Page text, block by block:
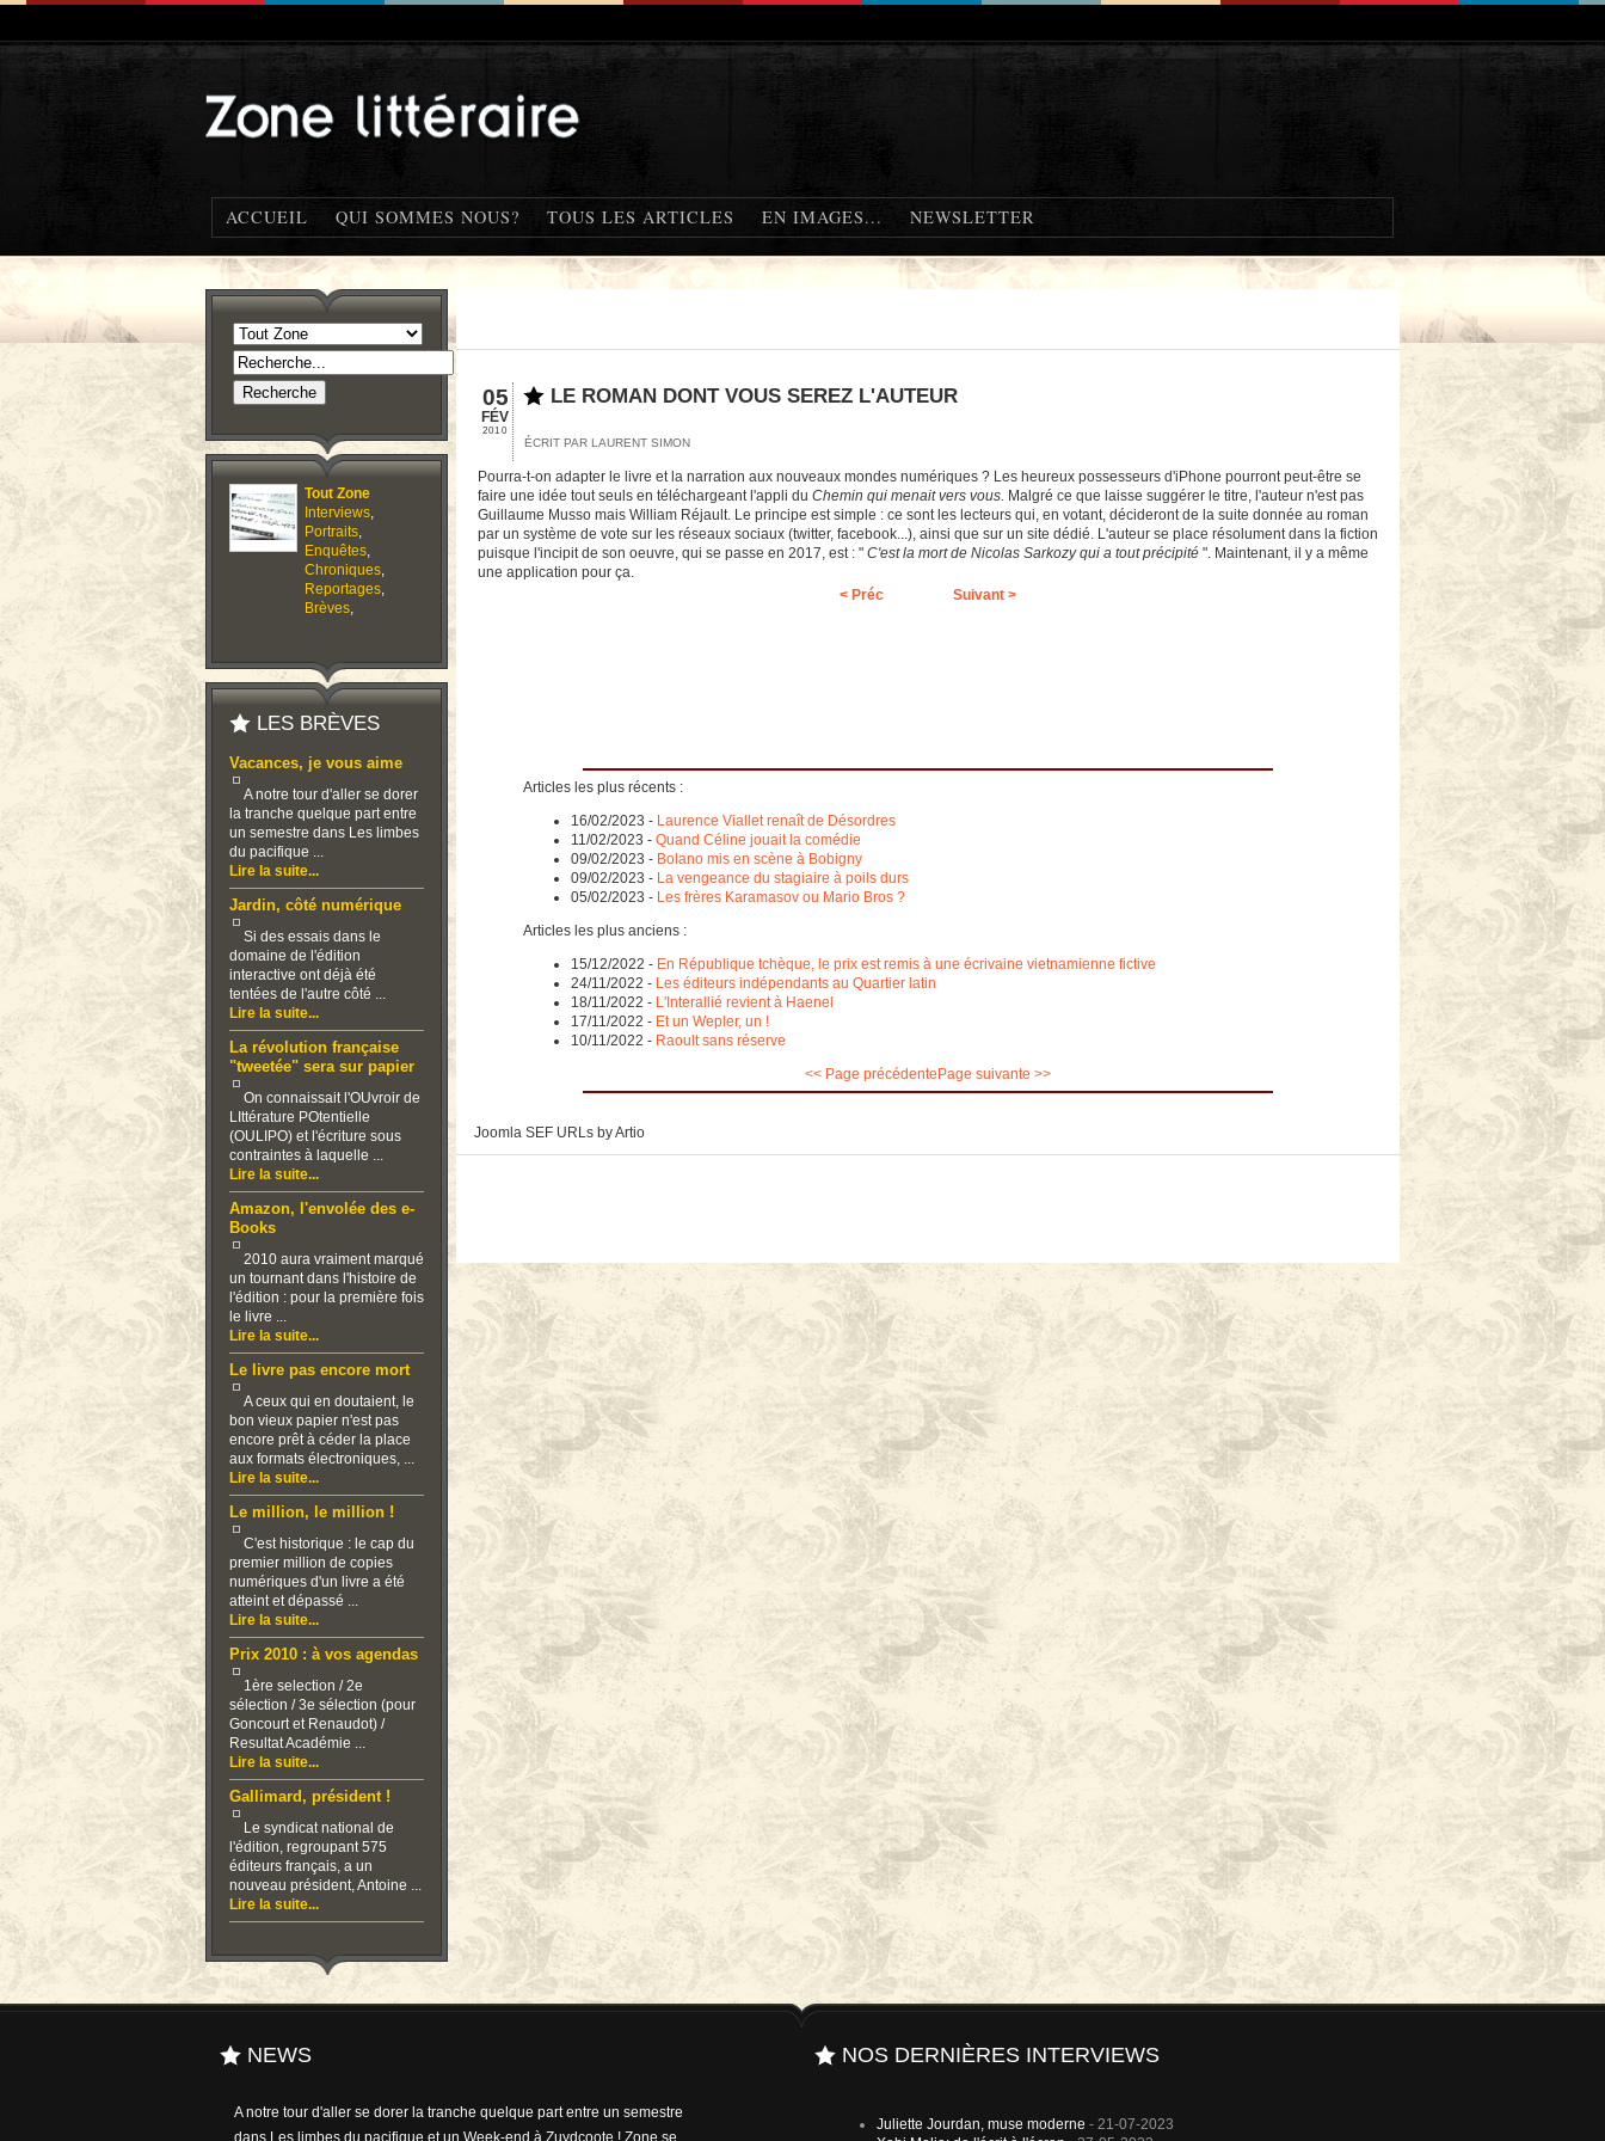
ACCUEIL QUI SOMMES NOUS? TOUS LES ARTICLES EN IMAGES... NEWSLETTER
Tout Zone
Interviews,
Portraits,
Enquêtes,
Chroniques,
Reportages,
Brèves,
LES BRÈVES
Vacances, je vous aime
A notre tour d'aller se dorer
la tranche quelque part entre
un semestre dans Les limbes
du pacifique ...
Lire la suite...
Jardin, côté numérique
Si des essais dans le
domaine de l'édition
interactive ont déjà été
tentées de l'autre côté ...
Lire la suite...
La révolution française
"tweetée" sera sur papier
On connaissait l'OUvroir de
LIttérature POtentielle
(OULIPO) et l'écriture sous
contraintes à laquelle ...
Lire la suite...
Amazon, l'envolée des e-
Books
2010 aura vraiment marqué
un tournant dans l'histoire de
l'édition : pour la première fois
le livre ...
Lire la suite...
Le livre pas encore mort
A ceux qui en doutaient, le
bon vieux papier n'est pas
encore prêt à céder la place
aux formats électroniques, ...
Lire la suite...
Le million, le million !
C'est historique : le cap du
premier million de copies
numériques d'un livre a été
atteint et dépassé ...
Lire la suite...
Prix 2010 : à vos agendas
1ère selection / 2e
sélection / 3e sélection (pour
Goncourt et Renaudot) /
Resultat Académie ...
Lire la suite...
Gallimard, président !
Le syndicat national de
l'édition, regroupant 575
éditeurs français, a un
nouveau président, Antoine ...
Lire la suite...
05
FÉV
2010
LE ROMAN DONT VOUS SEREZ L'AUTEUR
ÉCRIT PAR LAURENT SIMON
Pourra-t-on adapter le livre et la narration aux nouveaux mondes numériques ? Les heureux possesseurs d'iPhone pourront peut-être se
faire une idée tout seuls en téléchargeant l'appli du Chemin qui menait vers vous. Malgré ce que laisse suggérer le titre, l'auteur n'est pas
Guillaume Musso mais William Réjault. Le principe est simple : ce sont les lecteurs qui, en votant, décideront de la suite donnée au roman
par un système de vote sur les réseaux sociaux (twitter, facebook...), ainsi que sur un site dédié. L'auteur se place résolument dans la fiction
puisque l'incipit de son oeuvre, qui se passe en 2017, est : " C'est la mort de Nicolas Sarkozy qui a tout précipité ". Maintenant, il y a même
une application pour ça.
< Préc
Suivant >
Articles les plus récents :
16/02/2023 - Laurence Viallet renaît de Désordres
11/02/2023 - Quand Céline jouait la comédie
09/02/2023 - Bolano mis en scène à Bobigny
09/02/2023 - La vengeance du stagiaire à poils durs
05/02/2023 - Les frères Karamasov ou Mario Bros ?
Articles les plus anciens :
15/12/2022 - En République tchèque, le prix est remis à une écrivaine vietnamienne fictive
24/11/2022 - Les éditeurs indépendants au Quartier latin
18/11/2022 - L'Interallié revient à Haenel
17/11/2022 - Et un Wepler, un !
10/11/2022 - Raoult sans réserve
<< Page précédente Page suivante >>
Joomla SEF URLs by Artio
NEWS
A notre tour d'aller se dorer la tranche quelque part entre un semestre
dans Les limbes du pacifique et un Week-end à Zuydcoote ! Zone se
NOS DERNIÈRES INTERVIEWS
Juliette Jourdan, muse moderne - 21-07-2023